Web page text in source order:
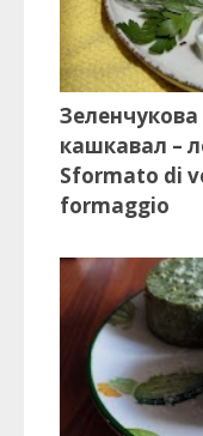
кашкавал –
Sformato di
formaggio